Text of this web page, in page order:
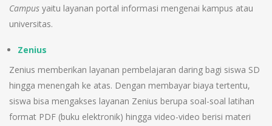
Campus yaitu layanan portal informasi mengenai kampus atau
universitas.
Zenius
Zenius memberikan layanan pembelajaran daring bagi siswa SD
hingga menengah ke atas. Dengan membayar biaya tertentu,
siswa bisa mengakses layanan Zenius berupa soal-soal latihan
format PDF (buku elektronik) hingga video-video berisi materi